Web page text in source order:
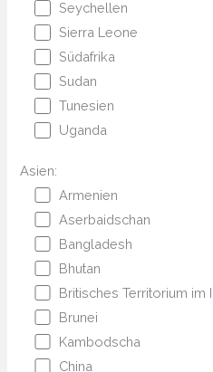
Seychellen
Sierra Leone
Südafrika
Sudan
Tunesien
Uganda
Asien:
Armenien
Aserbaidschan
Bangladesh
Bhutan
Britisches Territorium im
Brunei
Kambodscha
China